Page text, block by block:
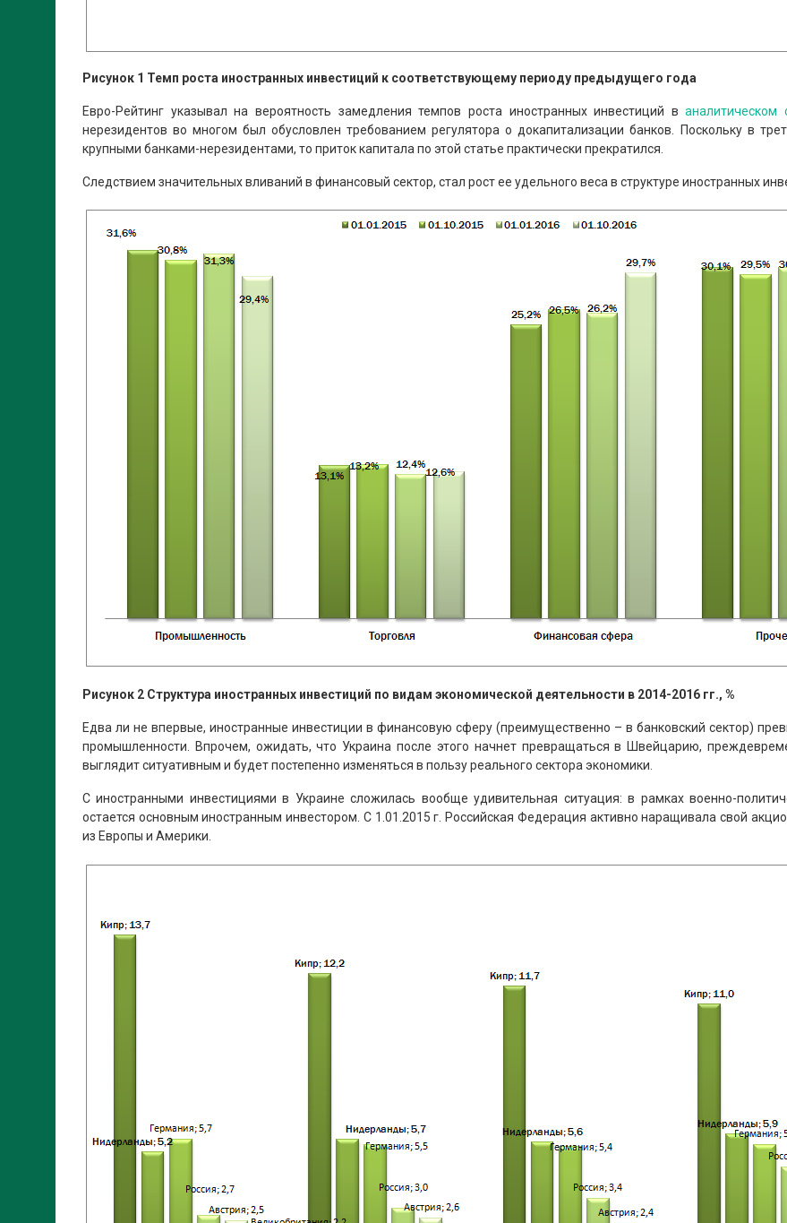
Рисунок 1 Темп роста иностранных инвестиций к соответствующему периоду предыдущего года
Евро-Рейтинг указывал на вероятность замедления темпов роста иностранных инвестиций ваналитическом
нерезидентов во многом был обусловлен требованием регулятора о докапитализации банков. Поскольку в
крупными банками-нерезидентами, то приток капитала по этой статье практически прекратился.
Следствием значительных вливаний в финансовый сектор, стал рост ее удельного веса в структуре иностранных
Рисунок 2 Структура иностранных инвестиций по видам экономической деятельности в 2014-2016 гг., %
Едва ли не впервые, иностранные инвестиции в финансовую сферу (преимущественно – в банковский сектор)
промышленности. Впрочем, ожидать, что Украина после этого начнет превращаться в Швейцарию,
выглядит ситуативным и будет постепенно изменяться в пользу реального сектора экономики.
С иностранными инвестициями в Украине сложилась вообще удивительная ситуация: в рамках военно-
остается основным иностранным инвестором. С 1.01.2015 г. Российская Федерация активно наращивала свой
из Европы и Америки.